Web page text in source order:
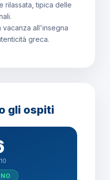
rilassata, tipica delle
vacanza all'insegna
greca.
gli ospiti